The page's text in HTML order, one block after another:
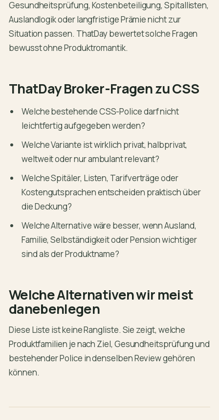
Gesundheitsprüfung, Kostenbeteiligung, Spitallisten,
Auslandlogik oder langfristige Prämie nicht zur
Situation passen. ThatDay bewertet solche Fragen
bewusst ohne Produktromantik.
ThatDay Broker-Fragen zu CSS
Welche bestehende CSS-Police darf nicht
leichtfertig aufgegeben werden?
Welche Variante ist wirklich privat, halbprivat,
weltweit oder nur ambulant relevant?
Welche Spitäler, Listen, Tarifverträge oder
Kostengutsprachen entscheiden praktisch über
die Deckung?
Welche Alternative wäre besser, wenn Ausland,
Familie, Selbständigkeit oder Pension wichtiger
sind als der Produktname?
Welche Alternativen wir meist
danebenlegen
Diese Liste ist keine Rangliste. Sie zeigt, welche
Produktfamilien je nach Ziel, Gesundheitsprüfung und
bestehender Police in denselben Review gehören
können.